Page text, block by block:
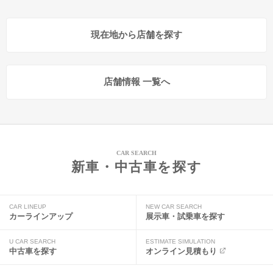
現在地から店舗を探す
店舗情報 一覧へ
CAR SEARCH
新車・中古車を探す
CAR LINEUP
カーラインアップ
NEW CAR SEARCH
展示車・試乗車を探す
U CAR SEARCH
中古車を探す
ESTIMATE SIMULATION
オンライン見積もり